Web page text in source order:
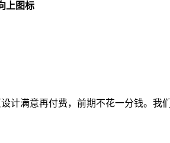
计满意再付费，前期不花一分钱。我